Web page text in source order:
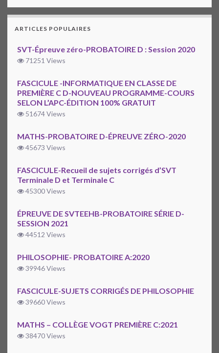
ARTICLES POPULAIRES
SVT-Épreuve zéro-PROBATOIRE D : Session 2020
71251 Views
FASCICULE -INFORMATIQUE EN CLASSE DE
PREMIÈRE C D-NOUVEAU PROGRAMME-COURS
SELON L’APC-ÉDITION 100% GRATUIT
51674 Views
MATHS-PROBATOIRE D-ÉPREUVE ZÉRO-2020
45673 Views
FASCICULE-Recueil de sujets corrigés d’SVT
Terminale D et Terminale C
45300 Views
ÉPREUVE DE SVTEEHB-PROBATOIRE SÉRIE D-
SESSION 2021
44512 Views
PHILOSOPHIE- PROBATOIRE A:2020
39946 Views
FASCICULE-SUJETS CORRIGÉS DE PHILOSOPHIE
39660 Views
MATHS – COLLÈGE VOGT PREMIÈRE C:2021
38470 Views